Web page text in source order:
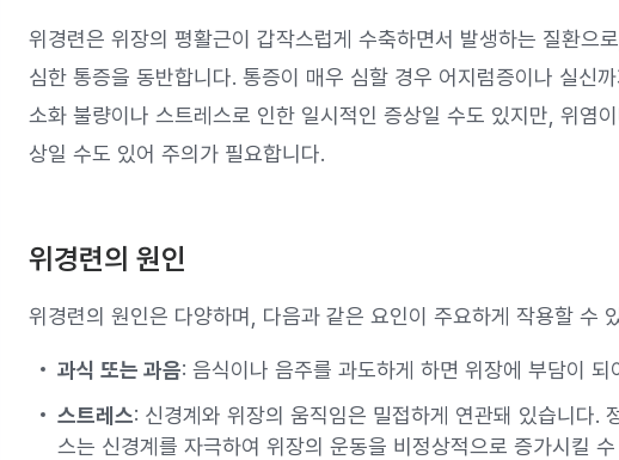
위경련은 위장의 평활근이 갑작스럽게 수축하면서 발생하는 질환으
심한 통증을 동반합니다. 통증이 매우 심할 경우 어지럼증이나 실신
소화 불량이나 스트레스로 인한 일시적인 증상일 수도 있지만, 위염
상일 수도 있어 주의가 필요합니다.
위경련의 원인
위경련의 원인은 다양하며, 다음과 같은 요인이 주요하게 작용할 수
과식 또는 과음: 음식이나 음주를 과도하게 하면 위장에 부담이
스트레스: 신경계와 위장의 움직임은 밀접하게 연관돼 있습니다.
스는 신경계를 자극하여 위장의 운동을 비정상적으로 증가시킬